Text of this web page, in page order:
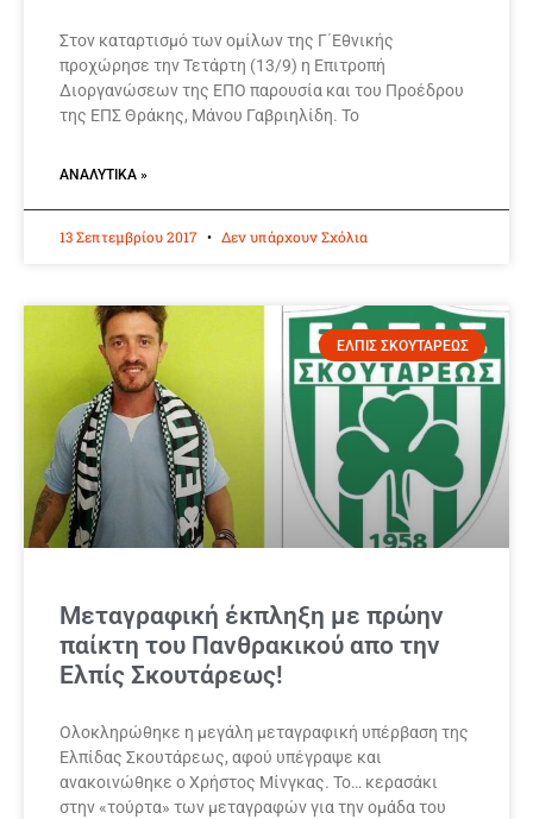
Στον καταρτισμό των ομίλων της Γ΄Εθνικής
προχώρησε την Τετάρτη (13/9) η Επιτροπή
Διοργανώσεων της ΕΠΟ παρουσία και του Προέδρου
της ΕΠΣ Θράκης, Μάνου Γαβριηλίδη. Το
ΑΝΑΛΥΤΙΚΆ »
13 Σεπτεμβρίου 2017 Δεν υπάρχουν Σχόλια
ΕΛΠΙΣ ΣΚΟΥΤΑΡΕΩΣ
Μεταγραφική έκπληξη με πρώην
παίκτη του Πανθρακικού απο την
Ελπίς Σκουτάρεως!
Ολοκληρώθηκε η μεγάλη μεταγραφική υπέρβαση της
Ελπίδας Σκουτάρεως, αφού υπέγραψε και
ανακοινώθηκε ο Χρήστος Μίνγκας. Το… κερασάκι
στην «τούρτα» των μεταγραφών για την ομάδα του